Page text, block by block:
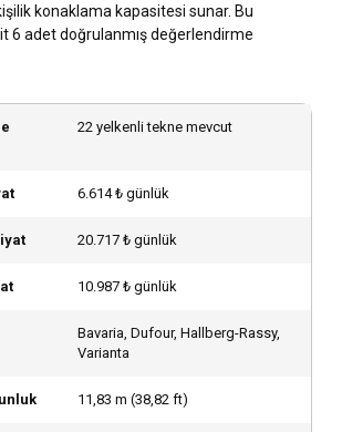
konaklama kapasitesi sunar. Bu
6 adet doğrulanmış değerlendirme
22 yelkenli tekne mevcut
6.614 ₺ günlük
20.717 ₺ günlük
10.987 ₺ günlük
Bavaria, Dufour, Hallberg-Rassy,
Varianta
11,83 m (38,82 ft)